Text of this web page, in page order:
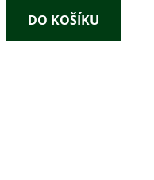
DO KOŠÍKU